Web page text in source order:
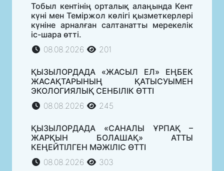
Тобыл кентінің орталық алаңында Кент
күні мен Теміржол көлігі қызметкерлері
күніне арналған салтанатты мерекелік
іс-шара өтті.
08.08.2026
201
ҚЫЗЫЛОРДАДА «ЖАСЫЛ ЕЛ» ЕҢБЕК
ЖАСАҚТАРЫНЫҢ ҚАТЫСУЫМЕН
ЭКОЛОГИЯЛЫҚ СЕНБІЛІК ӨТТІ
08.08.2026
245
ҚЫЗЫЛОРДАДА «САНАЛЫ ҰРПАҚ –
ЖАРҚЫН БОЛАШАҚ» АТТЫ
КЕҢЕЙТІЛГЕН МӘЖІЛІС ӨТТІ
08.08.2026
303